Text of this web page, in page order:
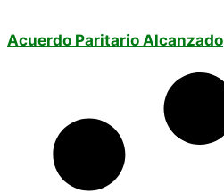
Acuerdo Paritario Alcanzado